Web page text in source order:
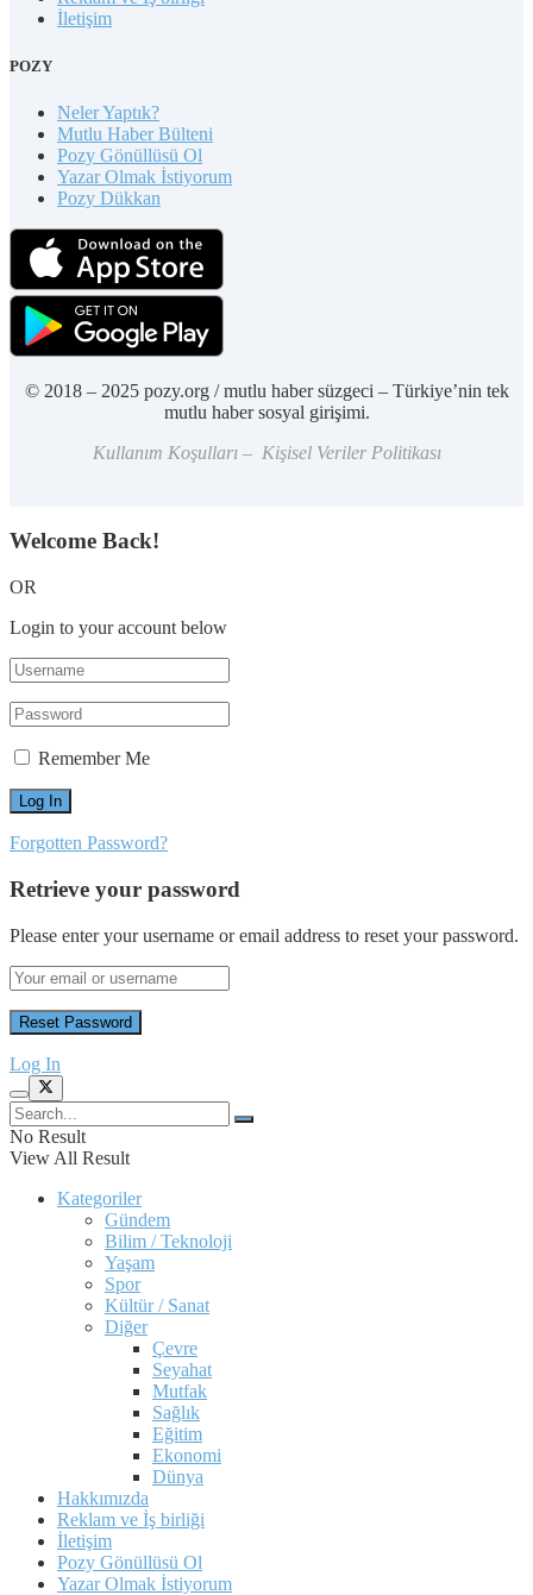
İletişim
POZY
Neler Yaptık?
Mutlu Haber Bülteni
Pozy Gönüllüsü Ol
Yazar Olmak İstiyorum
Pozy Dükkan
© 2018 – 2025 pozy.org / mutlu haber süzgeci – Türkiye’nin tek
mutlu haber sosyal girişimi.
Kullanım Koşulları – Kişisel Veriler Politikası
Welcome Back!
OR
Login to your account below
Remember Me
Forgotten Password?
Retrieve your password
Please enter your username or email address to reset your password.
Log In
No Result
View All Result
Kategoriler
Gündem
Bilim / Teknoloji
Yaşam
Spor
Kültür / Sanat
Diğer
Çevre
Seyahat
Mutfak
Sağlık
Eğitim
Ekonomi
Dünya
Hakkımızda
Reklam ve İş birliği
İletişim
Pozy Gönüllüsü Ol
Yazar Olmak İstiyorum